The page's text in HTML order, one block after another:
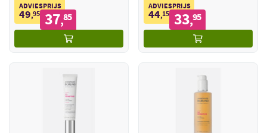
ADVIESPRIJS
49,95 37,85
ADVIESPRIJS
44,15 33,95